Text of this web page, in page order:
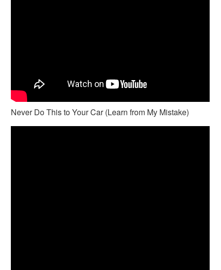
Never Do This to Your Car (Learn from My Mistake)